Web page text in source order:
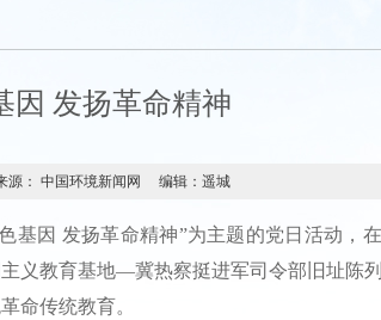
因 发扬革命精神
源： 中国环境新闻网 编辑：遥城
因 发扬革命精神”为主题的党日活动，
义教育基地—冀热察挺进军司令部旧址陈
命传统教育。